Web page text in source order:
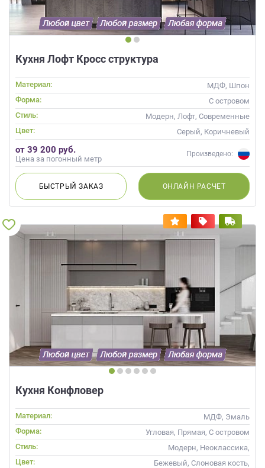
Кухня Лофт Кросс структура
Материал:
МДФ, Шпон
Форма:
С островом
Стиль:
Модерн, Лофт, Современные
Цвет:
Серый, Коричневый
от 39 200 руб.
Цена за погонный метр
Произведено:
БЫСТРЫЙЗАКАЗ ОНЛАЙН РАСЧЕТ
Кухня Конфловер
Материал:
МДФ, Эмаль
Форма:
Угловая, Прямая, С островом
Стиль:
Модерн, Неоклассика,
Современные
Цвет:
Бежевый, Слоновая кость,
данных.